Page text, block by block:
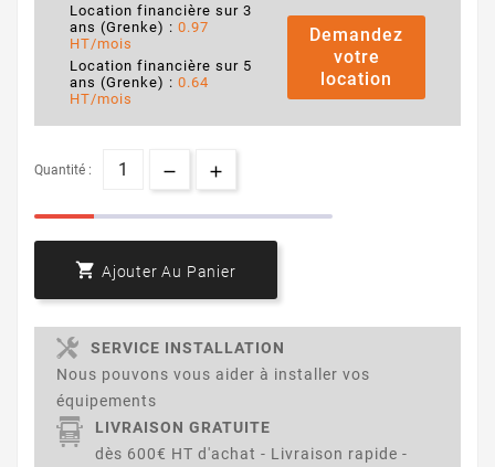
Location financière sur 3
ans (Grenke) : 0.97
HT/mois
Location financière sur 5
ans (Grenke) : 0.64
HT/mois
Demandez
votre
location
Quantité :
 Ajouter Au Panier
SERVICE INSTALLATION
Nous pouvons vous aider à installer vos
équipements
LIVRAISON GRATUITE
dès 600€ HT d'achat - Livraison rapide -